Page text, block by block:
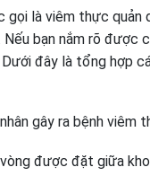
là viêm thực quản
bạn nắm rõ được
đây là tổng hợp
gây ra bệnh viêm
được đặt giữa